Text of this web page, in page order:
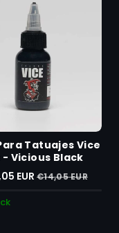
Tatuajes Vice
- Vicious Black
EUR €14,05 EUR